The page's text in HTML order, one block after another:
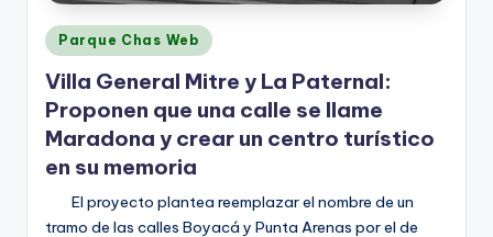
Posted
in
Parque Chas Web
Villa General Mitre y La Paternal:
Proponen que una calle se llame
Maradona y crear un centro turístico
en su memoria
El proyecto plantea reemplazar el nombre de un
tramo de las calles Boyacá y Punta Arenas por el de